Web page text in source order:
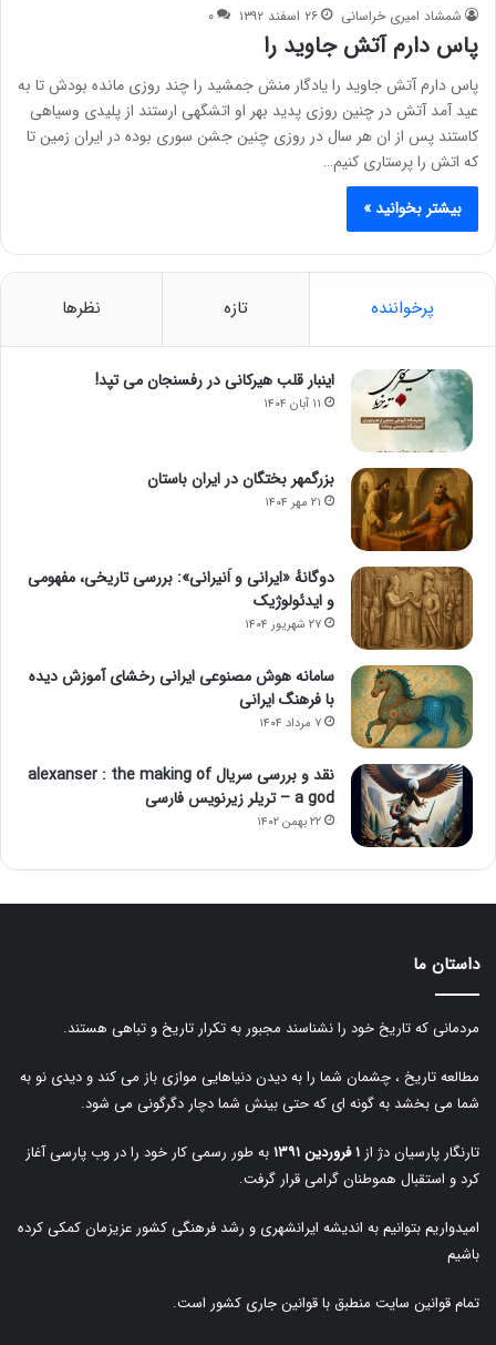
شمشاد امیری خراسانی ۲۶ اسفند ۱۳۹۲ ۰
پاس دارم آتش جاوید را
پاس دارم آتش جاوید را یادگار منش جمشید را چند روزی مانده بودش تا به
عید آمد آتش در چنین روزی پدید بهر او اتشگهی ارستند از پلیدی وسیاهی
کاستند پس از ان هر سال در روزی چنین جشن سوری بوده در ایران زمین تا
که اتش را پرستاری کنیم…
بیشتر بخوانید »
پرخواننده تازه نظرها
اینبار قلب هیرکانی در رفسنجان می تپد!
۱۱ آبان ۱۴۰۴
بزرگمهر بختگان در ایران باستان
۲۱ مهر ۱۴۰۴
دوگانهٔ «ایرانی و اَنیرانی»: بررسی تاریخی، مفهومی
و ایدئولوژیک
۲۷ شهریور ۱۴۰۴
سامانه هوش مصنوعی ایرانی رخشای آموزش دیده
با فرهنگ ایرانی
۷ مرداد ۱۴۰۴
نقد و بررسی سریال alexanser : the making of
a god – تریلر زیرنویس فارسی
۲۲ بهمن ۱۴۰۲
داستان ما
مردمانی که تاریخ خود را نشناسند مجبور به تکرار تاریخ و تباهی هستند.
مطالعه تاریخ ، چشمان شما را به دیدن دنیاهایی موازی باز می کند و دیدی نو به
شما می بخشد به گونه ای که حتی بینش شما دچار دگرگونی می شود.
تارنگار پارسیان دژ از ۱ فروردین ۱۳۹۱
به طور رسمی کار خود را در وب پارسی آغاز
کرد و استقبال هموطنان گرامی قرار گرفت.
امیدواریم بتوانیم به اندیشه ایرانشهری و رشد فرهنگی کشور عزیزمان کمکی کرده
باشیم
تمام قوانین سایت منطبق با قوانین جاری کشور است.